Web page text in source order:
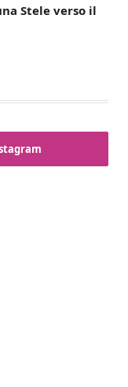
Stele verso il